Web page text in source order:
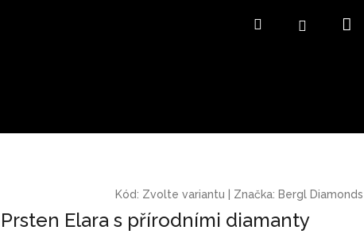
HledatPřihlášení
Kód: Zvolte variantu Značka: Bergl Diamonds
Prsten Elara s přírodními diamanty